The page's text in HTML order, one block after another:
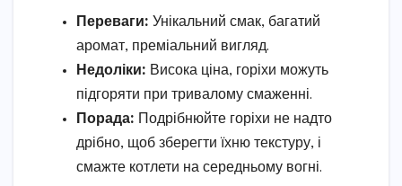
Переваги: Унікальний смак, багатий
аромат, преміальний вигляд.
Недоліки: Висока ціна, горіхи можуть
підгоряти при тривалому смаженні.
Порада: Подрібнюйте горіхи не надто
дрібно, щоб зберегти їхню текстуру, і
смажте котлети на середньому вогні.